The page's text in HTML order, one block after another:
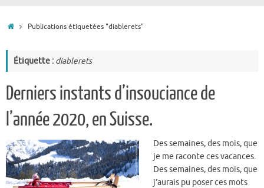
AccueilPublications étiquetées "diablerets"
Étiquette : diablerets
Derniers instants d’insouciance de
l’année 2020, en Suisse.
Des semaines, des mois, que
je me raconte ces vacances.
Des semaines, des mois, que
j’aurais pu poser ces mots